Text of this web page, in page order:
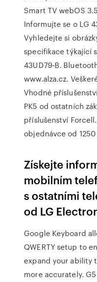
Smart TV webOS
Informujte se o LG
Vyhledejte si
specifikace týkající
43UD79-B.
www.alza.cz.
Vhodné
PK5 od ostatních
příslušenství
objednávce od
Získejte
mobilním
s ostatními
od LG
Google Keyboard
QWERTY setup to
expand your ability
more accurately.